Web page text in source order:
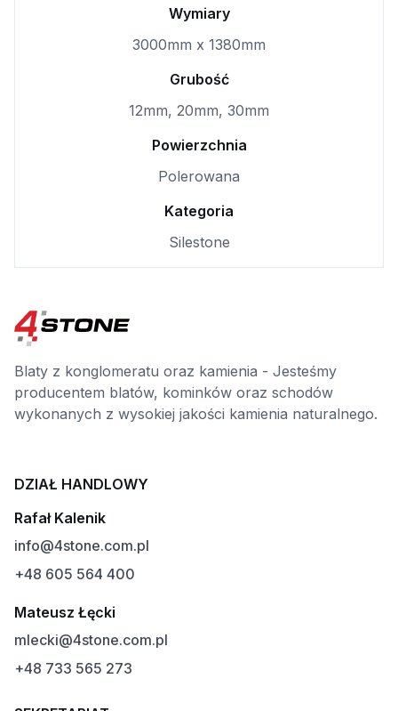
Wymiary
3000mm x 1380mm
Grubość
12mm, 20mm, 30mm
Powierzchnia
Polerowana
Kategoria
Silestone
Blaty z konglomeratu oraz kamienia - Jesteśmy
producentem blatów, kominków oraz schodów
wykonanych z wysokiej jakości kamienia naturalnego.
DZIAŁ HANDLOWY
Rafał Kalenik
info@4stone.com.pl
+48 605 564 400
Mateusz Łęcki
mlecki@4stone.com.pl
+48 733 565 273